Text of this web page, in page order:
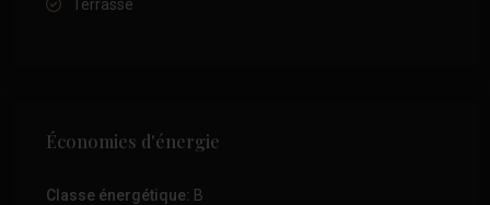
Terrasse
Économies d'énergie
Classe énergétique: B